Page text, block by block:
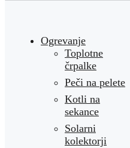
Ogrevanje
Toplotne
črpalke
Peči na pelete
Kotli na
sekance
Solarni
kolektorji